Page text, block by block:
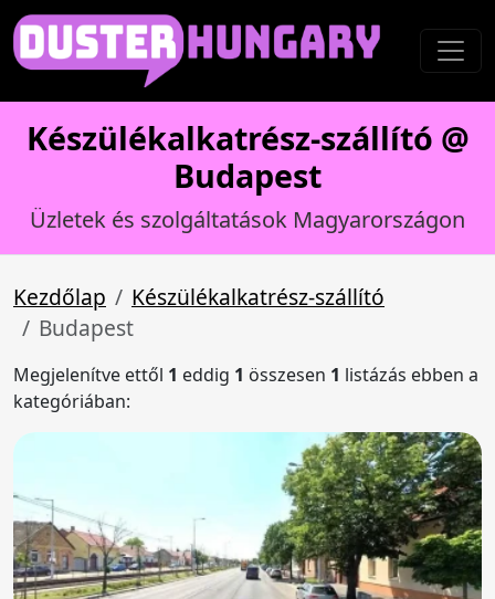
Készülékalkatrész-szállító @
Budapest
Üzletek és szolgáltatások Magyarországon
Kezdőlap
Készülékalkatrész-szállító
Budapest
Megjelenítve ettől 1 eddig 1 összesen 1 listázás ebben a
kategóriában: